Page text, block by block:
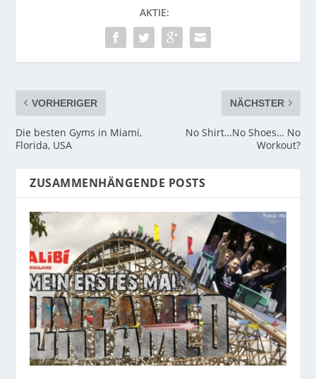
AKTIE:
VORHERIGER
Die besten Gyms in Miami,
Florida, USA
NÄCHSTER
No Shirt…No Shoes… No
Workout?
ZUSAMMENHÄNGENDE POSTS